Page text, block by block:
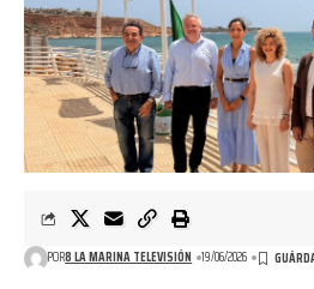
POR8 LA MARINA TELEVISIÓN 19/06/2026